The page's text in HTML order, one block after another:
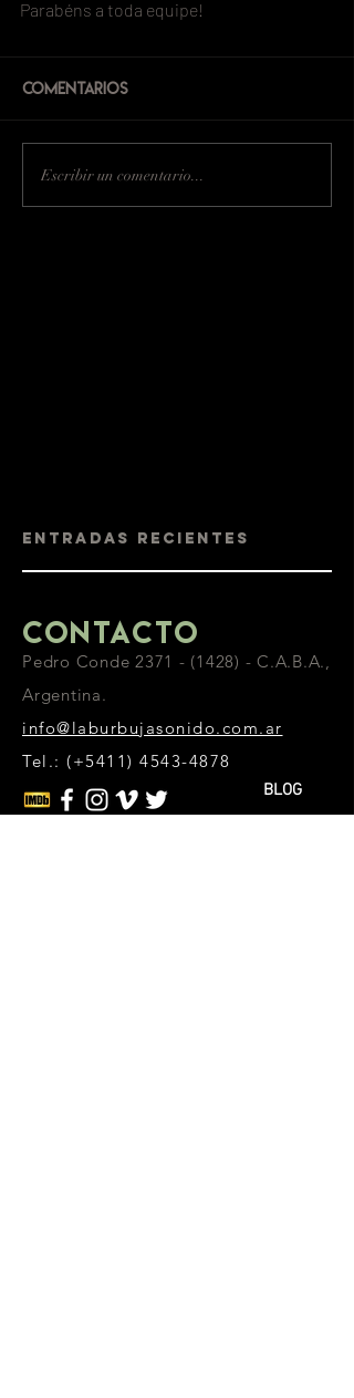
Parabéns a toda equipe!
Comentarios
Escribir un comentario...
Entradas recientes
Pedro Conde 2371 - (1428) - C.A.B.A.,
Argentina.
info@laburbujasonido.com.ar
Tel.: (+5411) 4543-4878
Contacto
BLOG